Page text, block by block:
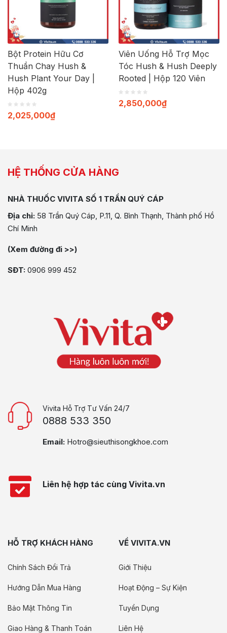
Bột Protein Hữu Cơ
Thuần Chay Hush &
Hush Plant Your Day |
Hộp 402g
2,025,000₫
Viên Uống Hỗ Trợ Mọc
Tóc Hush & Hush Deeply
Rooted | Hộp 120 Viên
2,850,000₫
HỆ THỐNG CỬA HÀNG
NHÀ THUỐC VIVITA SỐ 1 TRẦN QUÝ CÁP
Địa chỉ: 58 Trần Quý Cáp, P.11, Q. Bình Thạnh, Thành phố Hồ
Chí Minh
(Xem đường đi >>)
SĐT: 0906 999 452
Vivita Hỗ Trợ Tư Vấn 24/7
0888 533 350
Email: Hotro@sieuthisongkhoe.com
Liên hệ hợp tác cùng Vivita.vn
HỖ TRỢ KHÁCH HÀNG
Chính Sách Đổi Trả
Hướng Dẫn Mua Hàng
Bảo Mật Thông Tin
Giao Hàng & Thanh Toán
VỀ VIVITA.VN
Giới Thiệu
Hoạt Động – Sự Kiện
Tuyển Dụng
Liên Hệ